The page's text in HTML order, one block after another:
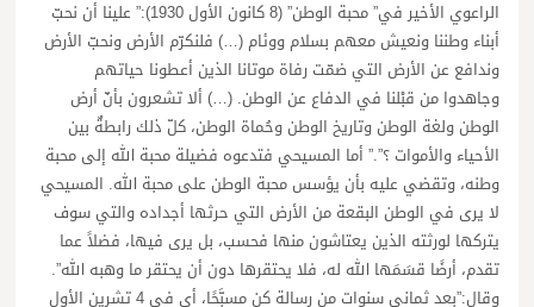
الراعوي الأخير في” محبة الوطن” (8 كانون الأول 1930):” علينا أن نحبّ
أبناء وطننا ونعيش معهم بسلام ووئام (…) فلنكرّم الأرض ونحبّ الأرض
وندافع عن الأرض التي ضمّت رفاة موتانا الذين أعطونا حياتهم
وجاهدوا من قبْلنا في الدفاع عن الوطن. (…) ألا تشعرون بأنّ أرض
الوطن ولغة الوطن وتاريخ الوطن وحُماة الوطن، كلّ ذلك رابطةٌ بين
الأحياء والأموات ؟”.” أما المسيحي فتدعوه فضيلة محبة الله إلى محبة
وطنه، وتقضي عليه بأن يؤسس محبة الوطن على محبة الله. المسيحي
لا يرى في الوطن البقعة من الأرض التي حرثها أجداده والتي سوف
يتركها لورثته الذين يعتاشون منها فحسب، بل يرى فيها، فضلاً عما
تقدم، أرضًا قسَمَها الله له، فلا يحتقرها دون أن يحتقر ما وهبه الله”.
وقال:”بعد ثماني سنوات من رسالة كن مسبَّحًا، أي في 4 تشرين الأول